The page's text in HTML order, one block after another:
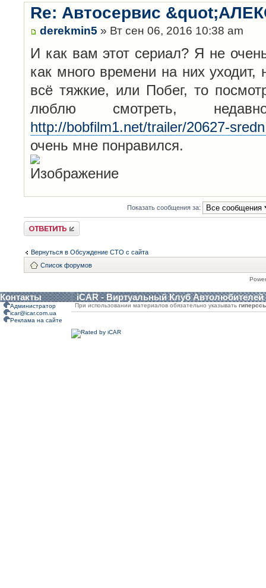
Re: Автосервис
derekmin5 » Вт сен 06, 2016 10:38 am
И как вам этот сериал? Я не
как много времени на них уходит,
всё тяжкие, или Побег, то
люблю смотреть,
http://bobfilm1.net/trailer/20627-
очень мне понравился.
Показать сообщения за:
Ответить
Вернуться в Обсуждение СТО с сайта
Список форумов
Контакты iCAR - Виртуальный Клуб Автолюбителей
Администратор
icar@icar.com.ua
Реклама на сайте
При использовании материалов обязательно указывать